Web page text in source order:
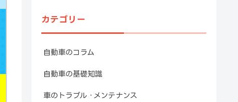
カテゴリー
自動車のコラム
自動車の基礎知識
車のトラブル・メンテナンス